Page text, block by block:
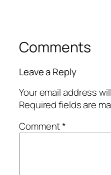
Comments
Leave a Reply
Your email address
Required fields are
Comment*